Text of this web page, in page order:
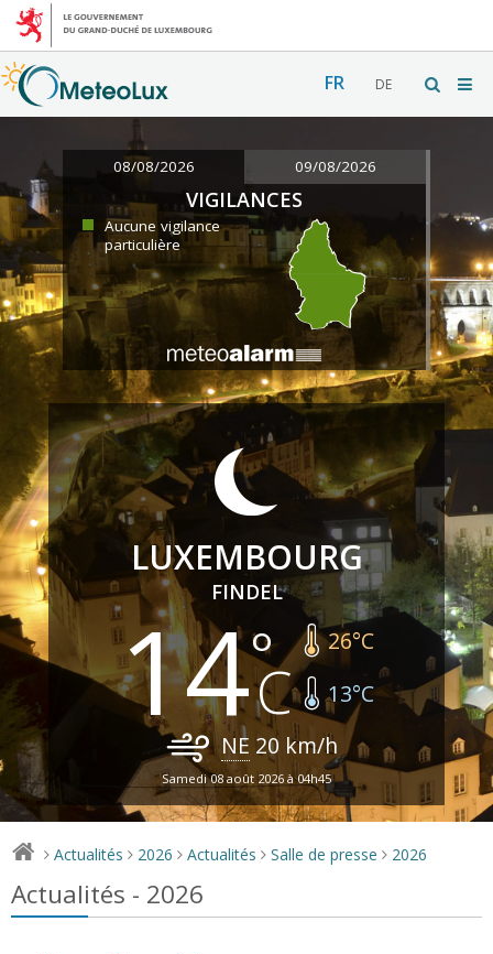
FR DE
08/08/2026 09/08/2026
VIGILANCES
Aucune vigilance
particulière
LUXEMBOURG
FINDEL
14 26°C
13°C
NE 20 km/h
Samedi 08 août 2026 à 04h45
> Actualités > 2026 > Actualités > Salle de presse > 2026
Actualités - 2026